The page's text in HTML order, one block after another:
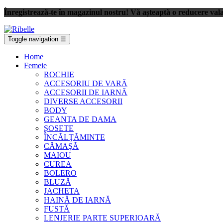
Înregistrează-te în magazinul nostru! Vă așteaptă o reducere
Toggle navigation ☰
Home
Femeie
ROCHIE
ACCESORIU DE VARĂ
ACCESORII DE IARNĂ
DIVERSE ACCESORII
BODY
GEANTA DE DAMA
ȘOSETE
ÎNCĂLŢĂMINTE
CĂMAŞĂ
MAIOU
CUREA
BOLERO
BLUZĂ
JACHETA
HAINĂ DE IARNĂ
FUSTĂ
LENJERIE PARTE SUPERIOARĂ